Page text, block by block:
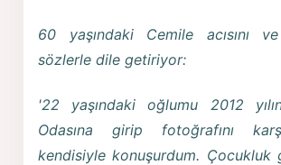
60 yaşındaki Cemile acısını
sözlerle dile getiriyor:
'22 yaşındaki oğlumu 2012
Odasına girip fotoğrafını
kendisiyle konuşurdum. Çocukluk